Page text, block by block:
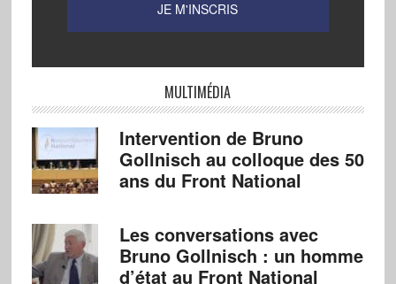
MULTIMÉDIA
Intervention de Bruno
Gollnisch au colloque des 50
ans du Front National
Les conversations avec
Bruno Gollnisch : un homme
d’état au Front National